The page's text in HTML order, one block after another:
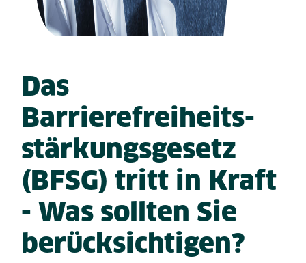
Das
Barrierefreiheits-
stärkungsgesetz
(BFSG) tritt in Kraft
- Was sollten Sie
berücksichtigen?